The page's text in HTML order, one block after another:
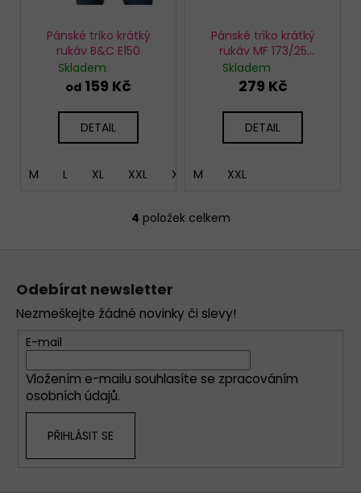
Pánské triko krátký
rukáv B&C E150
Skladem
od 159 Kč
DETAIL
M L XL XXL XXXL
Pánské triko krátký
rukáv MF 173/25
organic
Skladem
279 Kč
DETAIL
M XXL
O
a
í
p
r
4 položek celkem
Odebírat newsletter
Nezmeškejte žádné novinky či slevy!
E-mail
Vložením e-mailu souhlasíte se zpracováním
osobních údajů.
PŘIHLÁSIT SE